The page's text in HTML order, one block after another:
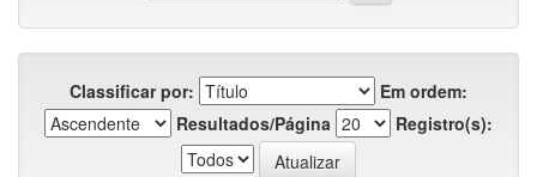
Classificar por:
Em ordem:
Resultados/Página
Registro(s):